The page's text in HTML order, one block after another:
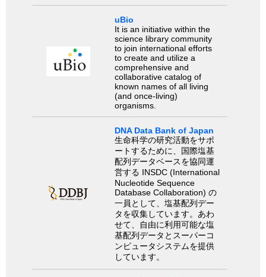
uBio
It is an initiative within the
science library community
to join international efforts
to create and utilize a
comprehensive and
collaborative catalog of
known names of all living
(and once-living)
organisms.
DNA Data Bank of Japan
生命科学の研究活動をサポ
ートするために、国際塩基
配列データベースを協同運
営する INSDC (International
Nucleotide Sequence
Database Collaboration) の
一員として、塩基配列デー
タを収集しています。あわ
せて、自由に利用可能な塩
基配列データとスーパーコ
ンピュータシステムを提供
しています。